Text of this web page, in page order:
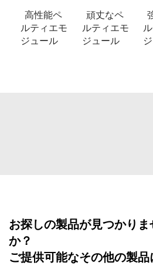
高性能ペ
ルティエモ
ジュール
頑丈なペ
ルティエモ
ジュール
お探しの製品が見つかりま
か？
ご提供可能なその他の製品